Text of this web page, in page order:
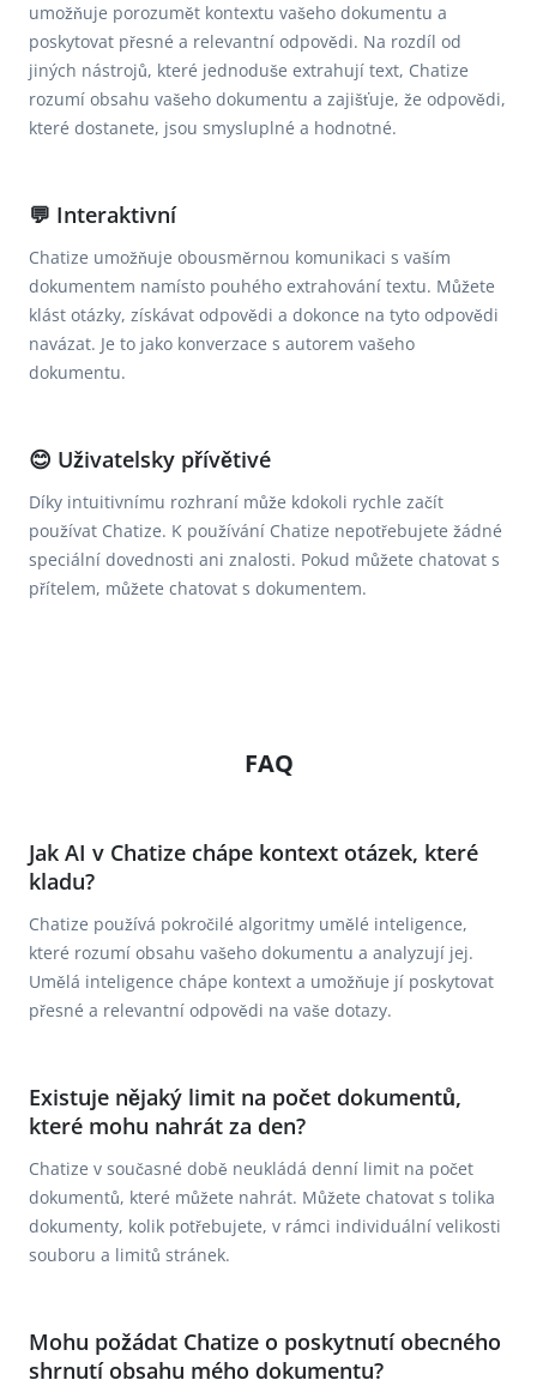
umožňuje porozumět kontextu vašeho dokumentu a
poskytovat přesné a relevantní odpovědi. Na rozdíl od
jiných nástrojů, které jednoduše extrahují text, Chatize
rozumí obsahu vašeho dokumentu a zajišťuje, že odpovědi,
které dostanete, jsou smysluplné a hodnotné.
💬 Interaktivní
Chatize umožňuje obousměrnou komunikaci s vaším
dokumentem namísto pouhého extrahování textu. Můžete
klást otázky, získávat odpovědi a dokonce na tyto odpovědi
navázat. Je to jako konverzace s autorem vašeho
dokumentu.
😊 Uživatelsky přívětivé
Díky intuitivnímu rozhraní může kdokoli rychle začít
používat Chatize. K používání Chatize nepotřebujete žádné
speciální dovednosti ani znalosti. Pokud můžete chatovat s
přítelem, můžete chatovat s dokumentem.
FAQ
Jak AI v Chatize chápe kontext otázek, které
kladu?
Chatize používá pokročilé algoritmy umělé inteligence,
které rozumí obsahu vašeho dokumentu a analyzují jej.
Umělá inteligence chápe kontext a umožňuje jí poskytovat
přesné a relevantní odpovědi na vaše dotazy.
Existuje nějaký limit na počet dokumentů,
které mohu nahrát za den?
Chatize v současné době neukládá denní limit na počet
dokumentů, které můžete nahrát. Můžete chatovat s tolika
dokumenty, kolik potřebujete, v rámci individuální velikosti
souboru a limitů stránek.
Mohu požádat Chatize o poskytnutí obecného
shrnutí obsahu mého dokumentu?